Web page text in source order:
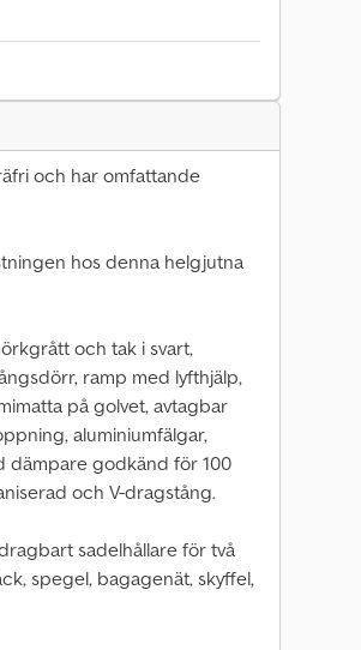
och har omfattande
hos denna helgjutna
och tak i svart,
ramp med lyfthjälp,
på golvet, avtagbar
aluminiumfälgar,
dämpare godkänd för 100
och V-dragstång.
sadelhållare för två
spegel, bagagenät, skyffel,